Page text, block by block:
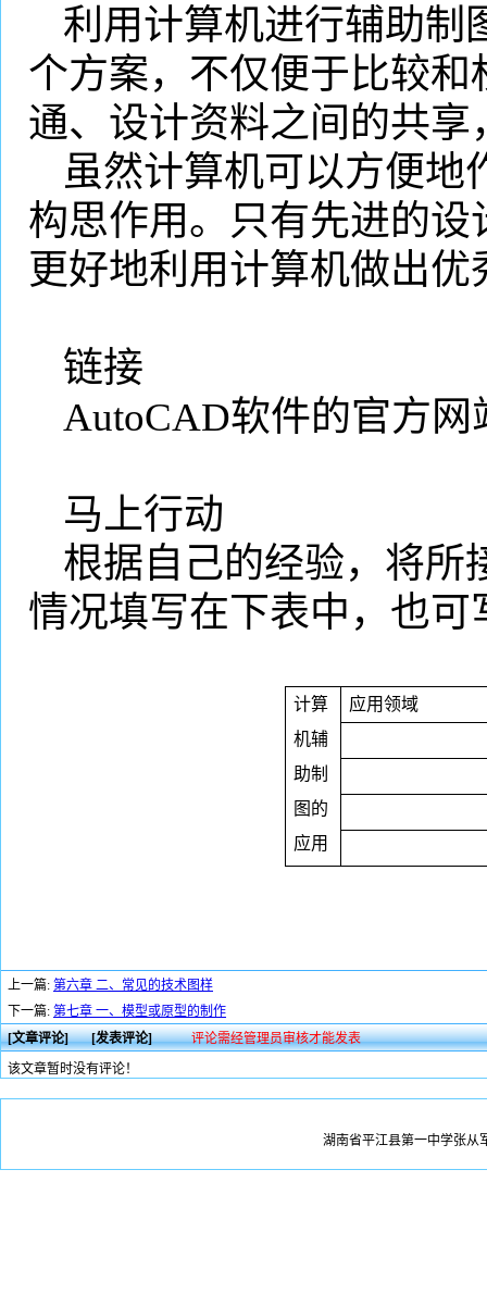
利用计算机进行辅助制
个方案，不仅便于比较
通、设计资料之间的共
虽然计算机可以方便地
构思作用。只有先进的
更好地利用计算机做出
链接
AutoCAD软件的官方网
马上行动
根据自己的经验，将所
情况填写在下表中，也可
计算
机辅
助制
图的
应用
应用领域
上一篇: 第六章 二、常见的技术图样
下一篇: 第七章 一、模型或原型的制作
[文章评论][发表评论]
评论需经管理员审核才能发表
该文章暂时没有评论！
湖南省平江县第一中学张从